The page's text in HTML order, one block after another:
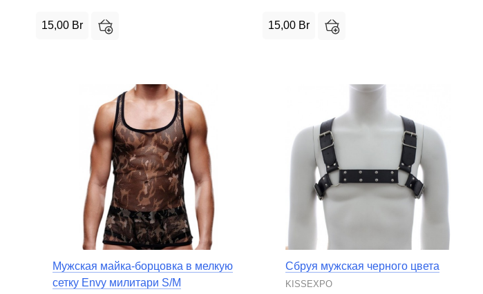
15,00 Br 15,00 Br
Мужская майка-борцовка в мелкую
сетку Envy милитари S/M
Сбруя мужская черного цвета
KISSEXPO